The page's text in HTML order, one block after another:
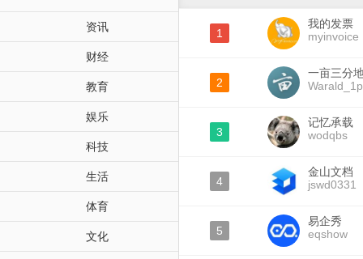
资讯
财经
教育
娱乐
科技
生活
体育
文化
1
我的发票
myinvoice
2
一亩三分
3
记忆承载
wodqbs
4
金山文档
jswd0331
5
易企秀
eqshow